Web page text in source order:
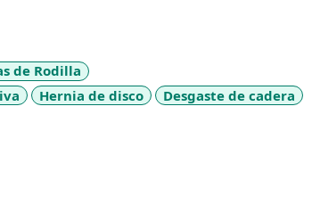
de Rodilla
Hernia de disco Desgaste de cadera